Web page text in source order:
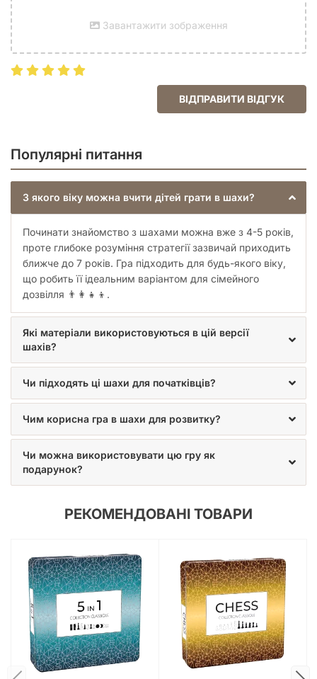
Завантажити зображення
ВІДПРАВИТИ ВІДГУК
Популярні питання
З якого віку можна вчити дітей грати в шахи?
Починати знайомство з шахами можна вже з 4-5 років,
проте глибоке розуміння стратегії зазвичай приходить
ближче до 7 років. Гра підходить для будь-якого віку,
що робить її ідеальним варіантом для сімейного
дозвілля 👨‍👩‍👧‍👦.
Які матеріали використовуються в цій версії
шахів?
Чи підходять ці шахи для початківців?
Чим корисна гра в шахи для розвитку?
Чи можна використовувати цю гру як
подарунок?
РЕКОМЕНДОВАНІ ТОВАРИ